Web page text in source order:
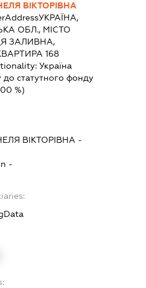
ВІКТОРІВНА
УКРАЇНА,
ОБЛ., МІСТО
ЗАЛИВНА,
168
Україна
до статутного фонду
%)
ВІКТОРІВНА -
-